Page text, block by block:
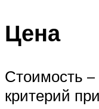
Цена
Стоимость
критерий